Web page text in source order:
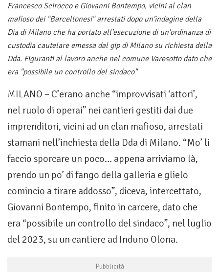
Francesco Scirocco e Giovanni Bontempo, vicini al clan
mafioso dei "Barcellonesi" arrestati dopo un'indagine della
Dia di Milano che ha portato all'esecuzione di un'ordinanza di
custodia cautelare emessa dal gip di Milano su richiesta della
Dda. Figuranti al lavoro anche nel comune Varesotto dato che
era "possibile un controllo del sindaco"
MILANO – C’erano anche “improvvisati ‘attori’,
nel ruolo di operai” nei cantieri gestiti dai due
imprenditori, vicini ad un clan mafioso, arrestati
stamani nell’inchiesta della Dda di Milano. “Mo’ li
faccio sporcare un poco… appena arriviamo là,
prendo un po’ di fango della galleria e glielo
comincio a tirare addosso”, diceva, intercettato,
Giovanni Bontempo, finito in carcere, dato che
era “possibile un controllo del sindaco”, nel luglio
del 2023, su un cantiere ad Induno Olona.